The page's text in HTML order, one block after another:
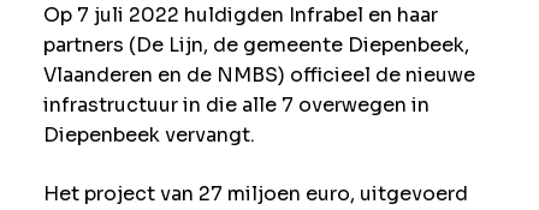
Op 7 juli 2022 huldigden Infrabel en haar
partners (De Lijn, de gemeente Diepenbeek,
Vlaanderen en de NMBS) officieel de nieuwe
infrastructuur in die alle 7 overwegen in
Diepenbeek vervangt.
Het project van 27 miljoen euro, uitgevoerd